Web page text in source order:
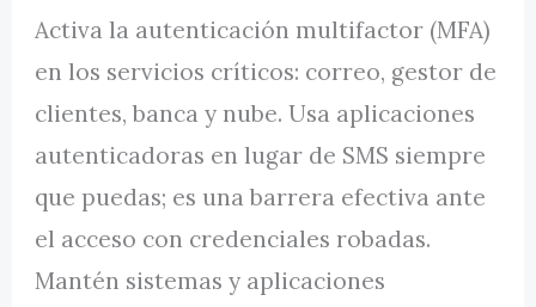
Activa la autenticación multifactor (MFA)
en los servicios críticos: correo, gestor de
clientes, banca y nube. Usa aplicaciones
autenticadoras en lugar de SMS siempre
que puedas; es una barrera efectiva ante
el acceso con credenciales robadas.
Mantén sistemas y aplicaciones